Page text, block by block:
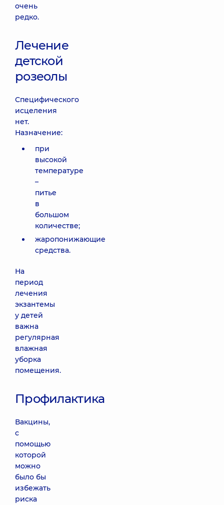
очень
редко.
Лечение
детской
розеолы
Специфического
исцеления
нет.
Назначение:
при
высокой
температуре
–
питье
в
большом
количестве;
жаропонижающие
средства.
На
период
лечения
экзантемы
у детей
важна
регулярная
влажная
уборка
помещения.
Профилактика
Вакцины,
с
помощью
которой
можно
было бы
избежать
риска